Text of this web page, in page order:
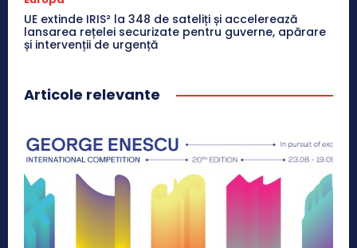
UE extinde IRIS² la 348 de sateliți și accelerează
lansarea rețelei securizate pentru guverne, apărare
și intervenții de urgență
Articole relevante